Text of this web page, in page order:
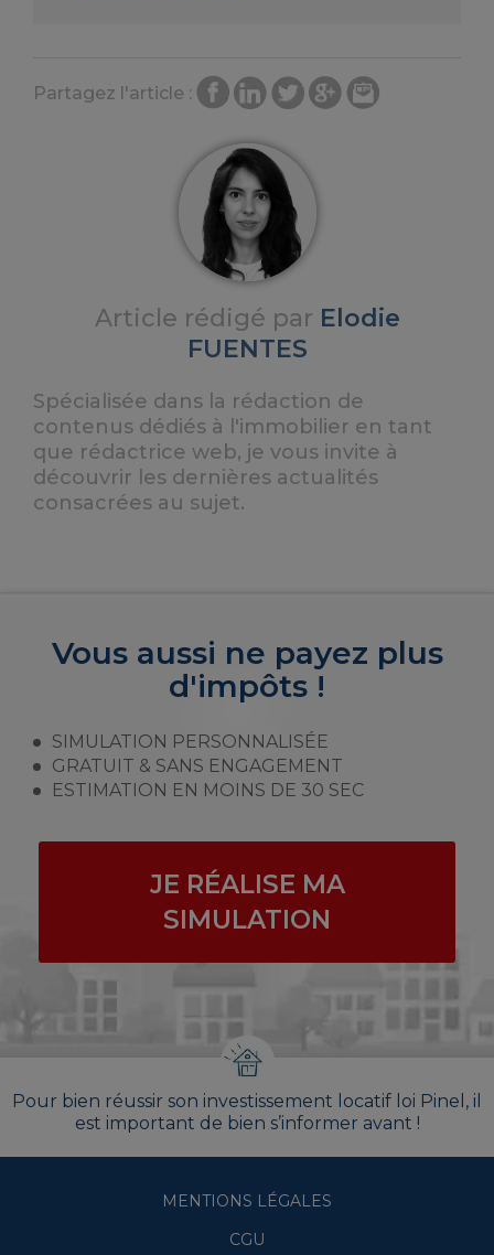
Partagez l'article :
Article rédigé par Elodie
FUENTES
Spécialisée dans la rédaction de
contenus dédiés à l'immobilier en tant
que rédactrice web, je vous invite à
découvrir les dernières actualités
consacrées au sujet.
Vous aussi ne payez plus
d'impôts !
SIMULATION PERSONNALISÉE
GRATUIT & SANS ENGAGEMENT
ESTIMATION EN MOINS DE 30 SEC
JE RÉALISE MA
SIMULATION
Pour bien réussir son investissement locatif loi Pinel, il
est important de bien s’informer avant !
MENTIONS LÉGALES
CGU